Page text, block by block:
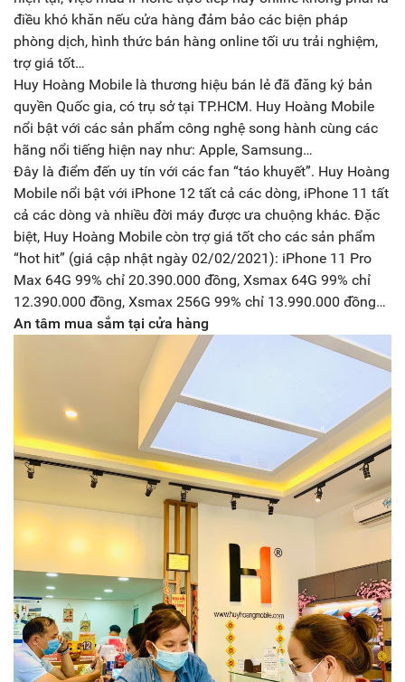
điều khó khăn nếu cửa hàng đảm bảo các biện pháp
phòng dịch, hình thức bán hàng online tối ưu trải nghiệm,
trợ giá tốt…
Huy Hoàng Mobile là thương hiệu bán lẻ đã đăng ký bản
quyền Quốc gia, có trụ sở tại TP.HCM. Huy Hoàng Mobile
nổi bật với các sản phẩm công nghệ song hành cùng các
hãng nổi tiếng hiện nay như: Apple, Samsung…
Đây là điểm đến uy tín với các fan “táo khuyết”. Huy Hoàng
Mobile nổi bật với iPhone 12 tất cả các dòng, iPhone 11 tất
cả các dòng và nhiều đời máy được ưa chuộng khác. Đặc
biệt, Huy Hoàng Mobile còn trợ giá tốt cho các sản phẩm
“hot hit” (giá cập nhật ngày 02/02/2021): iPhone 11 Pro
Max 64G 99% chỉ 20.390.000 đồng, Xsmax 64G 99% chỉ
12.390.000 đồng, Xsmax 256G 99% chỉ 13.990.000 đồng…
An tâm mua sắm tại cửa hàng